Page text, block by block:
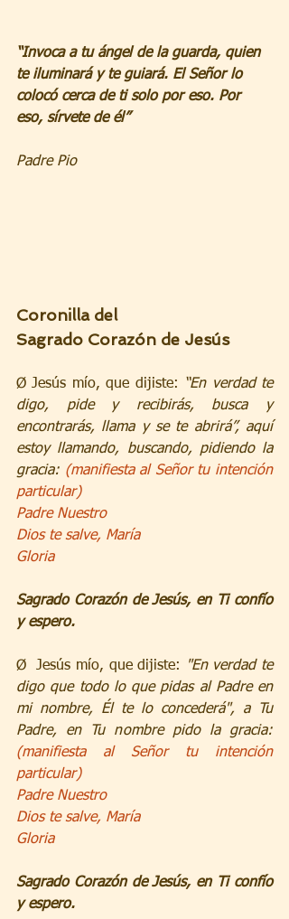
“Invoca a tu ángel de la guarda, quien
te iluminará y te guiará. El Señor lo
colocó cerca de ti solo por eso. Por
eso, sírvete de él”
Padre Pio
Coronilla del
Sagrado Corazón de Jesús
Ø Jesús mío, que dijiste:
“En verdad te
digo, pide y recibirás, busca y
encontrarás, llama y se te abrirá”, aquí
estoy llamando, buscando, pidiendo la
gracia: (manifiesta al Señor tu intención
particular)
Padre Nuestro
Dios te salve, María
Gloria
Sagrado Corazón de Jesús, en Ti confío
y espero.
Ø  Jesús mío, que dijiste:
"En verdad te
digo que todo lo que pidas al Padre en
mi nombre, Él te lo concederá", a Tu
(manifiesta al Señor tu intención
particular)
Padre Nuestro
Dios te salve, María
Gloria
Sagrado Corazón de Jesús, en Ti confío
y espero.